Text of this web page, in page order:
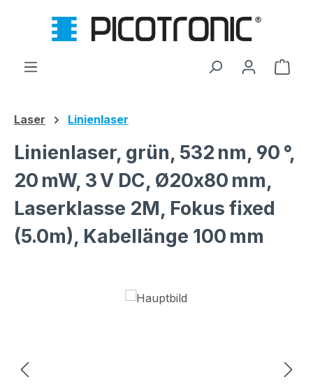
Zum Hauptinhalt springen
Laser Linienlaser
Linienlaser, grün, 532 nm, 90 °,
20 mW, 3 V DC, Ø20x80 mm,
Laserklasse 2M, Fokus fixed
(5.0m), Kabellänge 100 mm
Bildergalerie überspringen